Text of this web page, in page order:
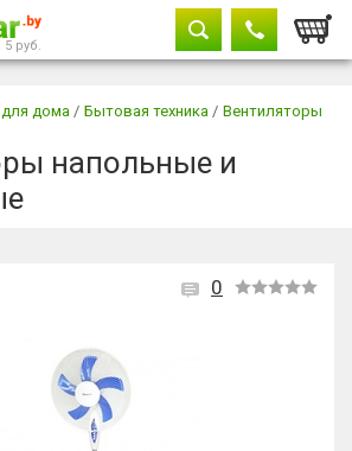
11-33
11-33
руб.
дома / Бытовая техника / Вентиляторы
напольные и
0